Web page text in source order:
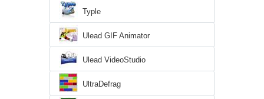
Typle
Ulead GIF Animator
Ulead VideoStudio
UltraDefrag